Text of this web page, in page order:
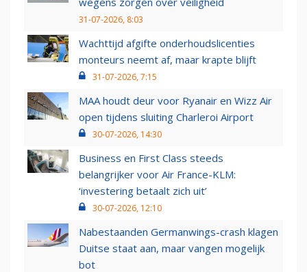
31-07-2026, 8:03
Wachttijd afgifte onderhoudslicenties
monteurs neemt af, maar krapte blijft
31-07-2026, 7:15
MAA houdt deur voor Ryanair en Wizz Air
open tijdens sluiting Charleroi Airport
30-07-2026, 14:30
Business en First Class steeds
belangrijker voor Air France-KLM:
‘investering betaalt zich uit’
30-07-2026, 12:10
Nabestaanden Germanwings-crash klagen
Duitse staat aan, maar vangen mogelijk
bot